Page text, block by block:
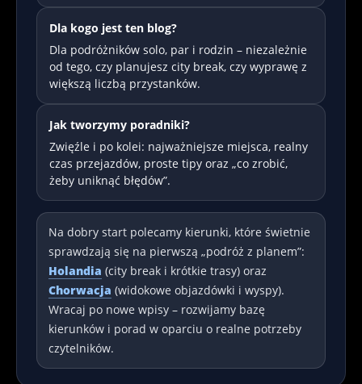
Dla kogo jest ten blog?
Dla podróżników solo, par i rodzin – niezależnie
od tego, czy planujesz city break, czy wyprawę z
większą liczbą przystanków.
Jak tworzymy poradniki?
Zwięźle i po kolei: najważniejsze miejsca, realny
czas przejazdów, proste tipy oraz „co zrobić,
żeby uniknąć błędów”.
Na dobry start polecamy kierunki, które świetnie
sprawdzają się na pierwszą „podróż z planem”:
Holandia (city break i krótkie trasy) oraz
Chorwacja (widokowe objazdówki i wyspy).
Wracaj po nowe wpisy – rozwijamy bazę
kierunków i porad w oparciu o realne potrzeby
czytelników.